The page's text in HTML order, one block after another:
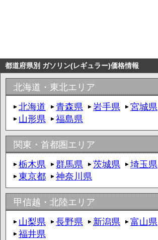
都道府県別 ガソリン(レギュラー)価格情報
北海道・東北エリア
北海道
青森県 岩手県 宮城県
山形県
福島県
関東・首都圏エリア
栃木県
群馬県 茨城県 埼玉県
東京都
神奈川県
甲信越・北陸エリア
山梨県
長野県 新潟県 富山県
福井県